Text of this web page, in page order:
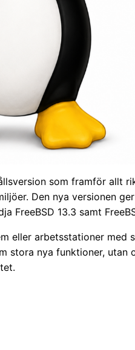
som framför allt
Den nya versionen
FreeBSD 13.3 samt
eller arbetsstationer med
stora nya funktioner, utan